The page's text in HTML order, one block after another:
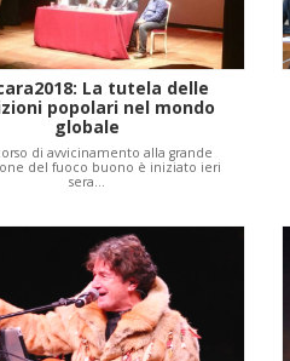
La tutela delle
popolari nel mondo
globale
di avvicinamento alla grande
del fuoco buono è iniziato ieri
sera…